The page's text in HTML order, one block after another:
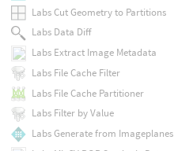
Labs Cut Geometry to Partitions
Labs Data Diff
Labs Extract Image Metadata
Labs File Cache Filter
Labs File Cache Partitioner
Labs Filter by Value
Labs Generate from Imageplanes